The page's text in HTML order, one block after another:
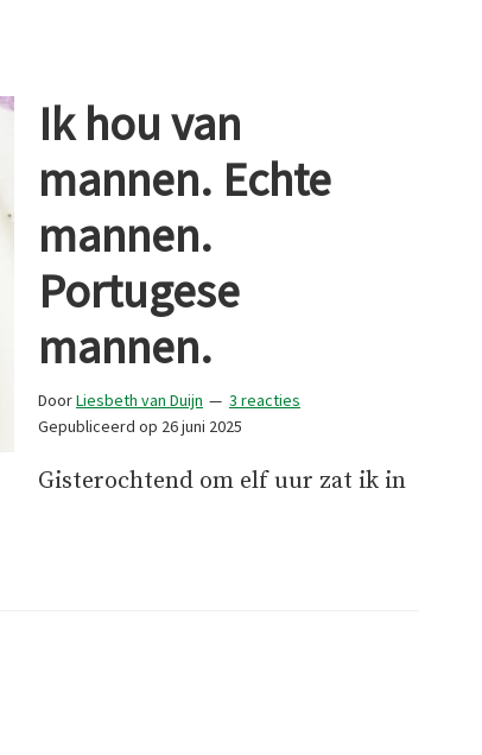
Ik hou van
mannen. Echte
mannen.
Portugese
mannen.
DoorLiesbeth van Duijn
3 reacties
Gepubliceerd op 26 juni 2025
Gisterochtend om elf uur zat ik in